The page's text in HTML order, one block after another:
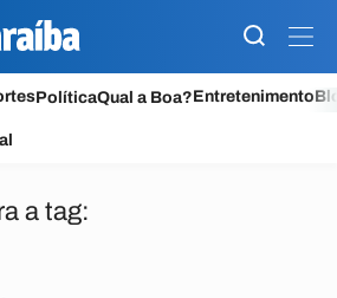
PolíticaQual a Boa?Entretenimento
a tag: